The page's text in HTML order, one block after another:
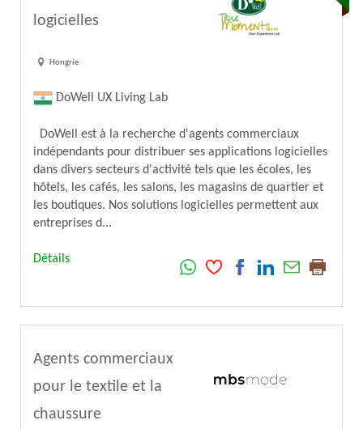
logicielles
Hongrie
DoWell UX Living Lab
DoWell est à la recherche d'agents commerciaux
indépendants pour distribuer ses applications logicielles
dans divers secteurs d'activité tels que les écoles, les
hôtels, les cafés, les salons, les magasins de quartier et
les boutiques. Nos solutions logicielles permettent aux
entreprises d...
Détails
Agents commerciaux
pour le textile et la
chaussure